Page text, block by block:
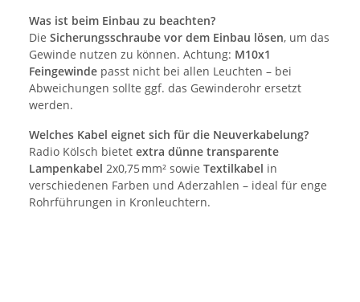
Was ist beim Einbau zu beachten?
Die Sicherungsschraube vor dem Einbau lösen, um das
Gewinde nutzen zu können. Achtung: M10x1
Feingewinde passt nicht bei allen Leuchten – bei
Abweichungen sollte ggf. das Gewinderohr ersetzt
werden.
Welches Kabel eignet sich für die Neuverkabelung?
Radio Kölsch bietet extra dünne transparente
Lampenkabel 2x0,75 mm² sowie Textilkabel in
verschiedenen Farben und Aderzahlen – ideal für enge
Rohrführungen in Kronleuchtern.